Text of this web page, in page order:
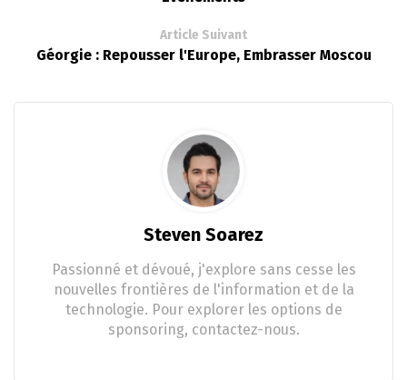
Article Suivant
Géorgie : Repousser l'Europe, Embrasser Moscou
Steven Soarez
Passionné et dévoué, j'explore sans cesse les
nouvelles frontières de l'information et de la
technologie. Pour explorer les options de
sponsoring, contactez-nous.